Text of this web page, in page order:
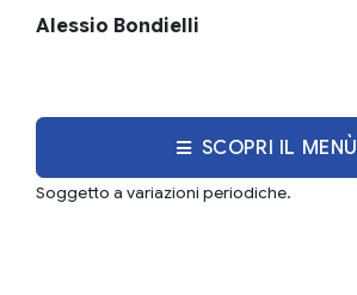
Alessio Bondielli
SCOPRI IL MENÙ
Soggetto a variazioni periodiche.